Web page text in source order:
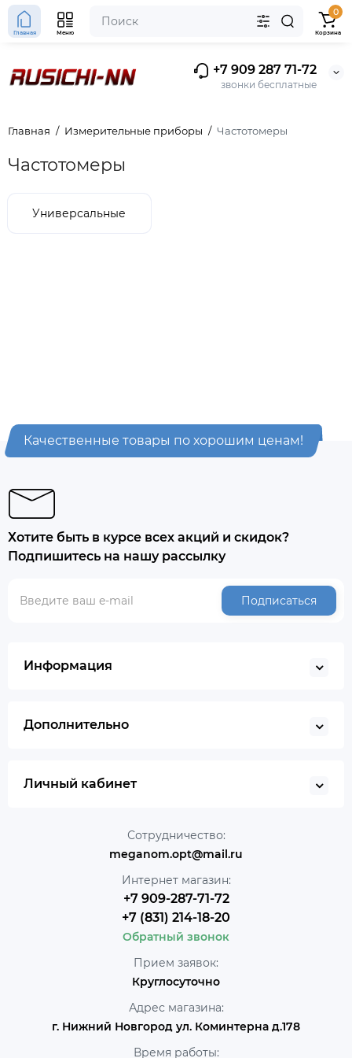
+7 909 287 71-72
звонки бесплатные
Главная Меню
0
Корзина
Главная Измерительные приборы Частотомеры
Частотомеры
Универсальные
Качественные товары по хорошим ценам!
Хотите быть в курсе всех акций и скидок?
Подпишитесь на нашу рассылку
Подписаться
Информация
Дополнительно
Личный кабинет
Сотрудничество:
meganom.opt@mail.ru
Интернет магазин:
+7 909-287-71-72
+7 (831) 214-18-20
Обратный звонок
Прием заявок:
Круглосуточно
Адрес магазина:
г. Нижний Новгород ул. Коминтерна д.178
Время работы: